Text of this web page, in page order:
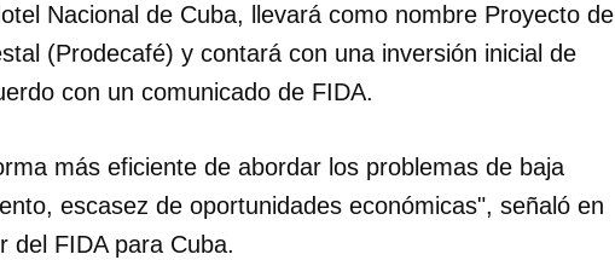
Nacional de Cuba, llevará como nombre Proyecto de
(Prodecafé) y contará con una inversión inicial de
con un comunicado de FIDA.
más eficiente de abordar los problemas de baja
escasez de oportunidades económicas", señaló en
del FIDA para Cuba.